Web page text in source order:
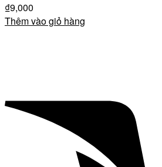
₫9,000
Thêm vào giỏ hàng